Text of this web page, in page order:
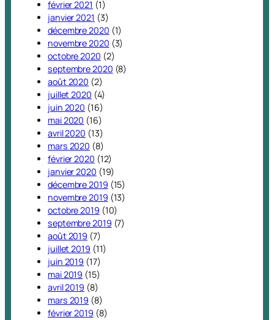
février 2021 (1)
janvier 2021 (3)
décembre 2020 (1)
novembre 2020 (3)
octobre 2020 (2)
septembre 2020 (8)
août 2020 (2)
juillet 2020 (4)
juin 2020 (16)
mai 2020 (16)
avril 2020 (13)
mars 2020 (8)
février 2020 (12)
janvier 2020 (19)
décembre 2019 (15)
novembre 2019 (13)
octobre 2019 (10)
septembre 2019 (7)
août 2019 (7)
juillet 2019 (11)
juin 2019 (17)
mai 2019 (15)
avril 2019 (8)
mars 2019 (8)
février 2019 (8)